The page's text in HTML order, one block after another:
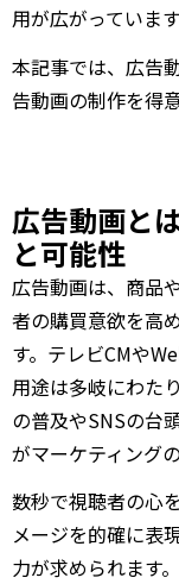
用が広がっています
本記事では、広告
告動画の制作を得
広告動画と
と可能性
広告動画は、商品
者の購買意欲を高
す。テレビCMや
用途は多岐にわた
の普及やSNSの台
がマーケティング
数秒で視聴者の心
メージを的確に表
力が求められます